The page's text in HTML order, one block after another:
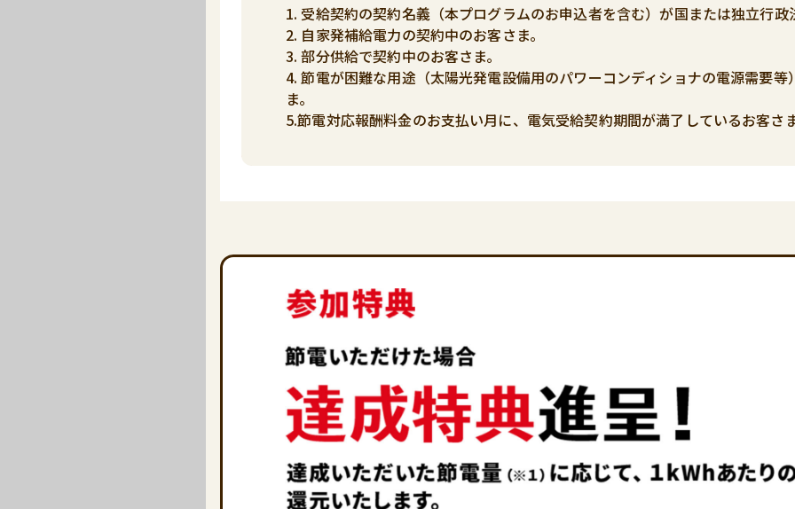
1. 受給契約の契約名義（本プログラムのお申込者を含む）が国または独立行政
2. 自家発補給電力の契約中のお客さま。
3. 部分供給で契約中のお客さま。
4. 節電が困難な用途（太陽光発電設備用のパワーコンディショナの電源需要等
ま。
5.節電対応報酬料金のお支払い月に、電気受給契約期間が満了しているお客さ